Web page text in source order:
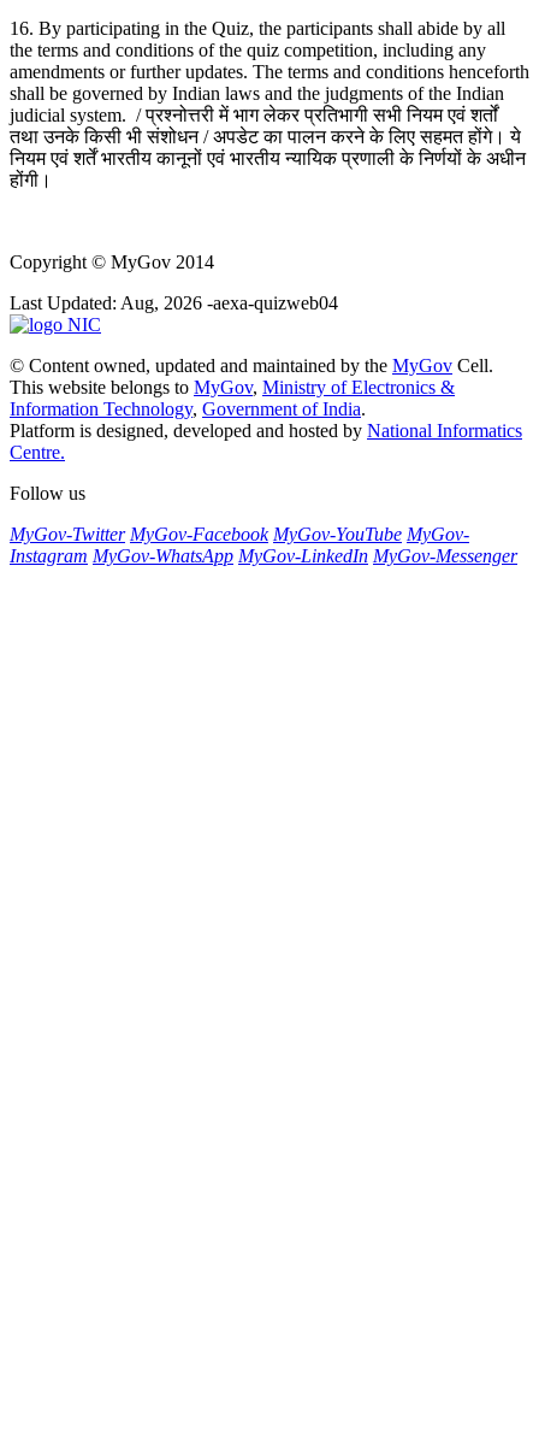
16. By participating in the Quiz, the participants shall abide by all
the terms and conditions of the quiz competition, including any
amendments or further updates. The terms and conditions henceforth
shall be governed by Indian laws and the judgments of the Indian
judicial system. / प्रश्नोत्तरी में भाग लेकर प्रतिभागी सभी नियम एवं शर्तों
तथा उनके किसी भी संशोधन / अपडेट का पालन करने के लिए सहमत होंगे। ये
नियम एवं शर्तें भारतीय कानूनों एवं भारतीय न्यायिक प्रणाली के निर्णयों के अधीन
होंगी।
Copyright © MyGov 2014
Last Updated: Aug, 2026 -aexa-quizweb04
© Content owned, updated and maintained by the MyGov Cell.
This website belongs to MyGov, Ministry of Electronics &
Information Technology, Government of India.
Platform is designed, developed and hosted by National Informatics
Centre.
Follow us
MyGov-Twitter MyGov-Facebook MyGov-YouTube MyGov-
Instagram MyGov-WhatsApp MyGov-LinkedIn MyGov-Messenger